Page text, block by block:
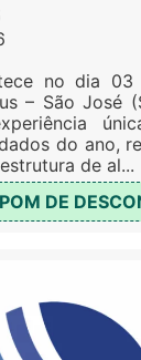
no dia
– São José
do ano,
de al...
DE